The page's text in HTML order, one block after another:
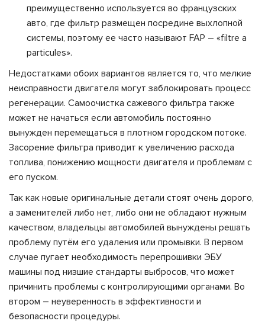
преимущественно используется во французских
авто, где фильтр размещен посредине выхлопной
системы, поэтому ее часто называют FAP – «filtre a
particules».
Недостатками обоих вариантов является то, что мелкие
неисправности двигателя могут заблокировать процесс
регенерации. Самоочистка сажевого фильтра также
может не начаться если автомобиль постоянно
вынужден перемещаться в плотном городском потоке.
Засорение фильтра приводит к увеличению расхода
топлива, понижению мощности двигателя и проблемам с
его пуском.
Так как новые оригинальные детали стоят очень дорого,
а заменителей либо нет, либо они не обладают нужным
качеством, владельцы автомобилей вынуждены решать
проблему путём его удаления или промывки. В первом
случае пугает необходимость перепрошивки ЭБУ
машины под низшие стандарты выбросов, что может
причинить проблемы с контролирующими органами. Во
втором – неуверенность в эффективности и
безопасности процедуры.